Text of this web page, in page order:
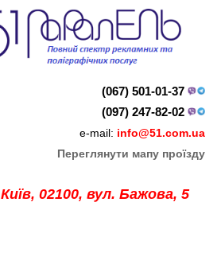
(067) 501-01-37
(097) 247-82-02
e-mail: info@51.com.ua
Переглянути мапу проїзду
02100, вул. Бажова, 5